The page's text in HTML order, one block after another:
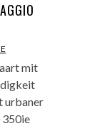
mit
urbaner